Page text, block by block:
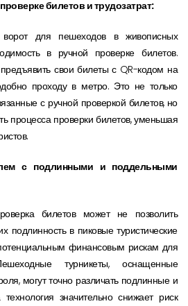
билетов и трудозатрат:
ворот для пешеходов в живописных
в ручной проверке билетов.
свои билеты с QR-кодом на
проходу в метро. Это не только
с ручной проверкой билетов, но
процесса проверки билетов, уменьшая
с подлинными и поддельными
билетов может не позволить
подлинность в пиковые туристические
финансовым рискам для
турникеты, оснащенные
могут точно различать подлинные и
значительно снижает риск